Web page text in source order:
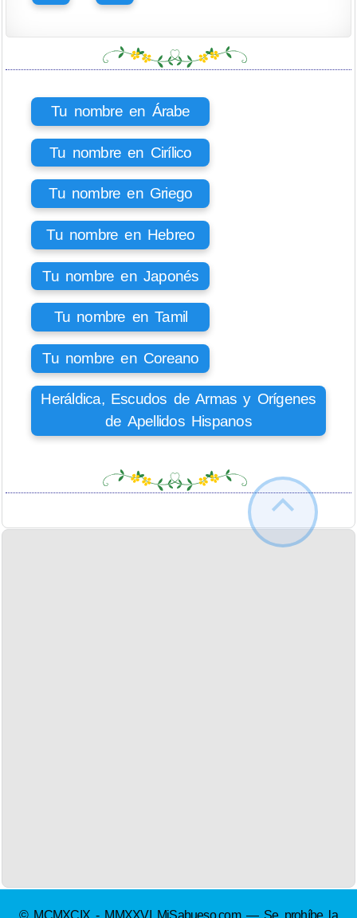
Tu nombre en Árabe
Tu nombre en Cirílico
Tu nombre en Griego
Tu nombre en Hebreo
Tu nombre en Japonés
Tu nombre en Tamil
Tu nombre en Coreano
Heráldica, Escudos de Armas y Orígenes
de Apellidos Hispanos
© MCMXCIX - MMXXVI MiSabueso.com — Se prohíbe la